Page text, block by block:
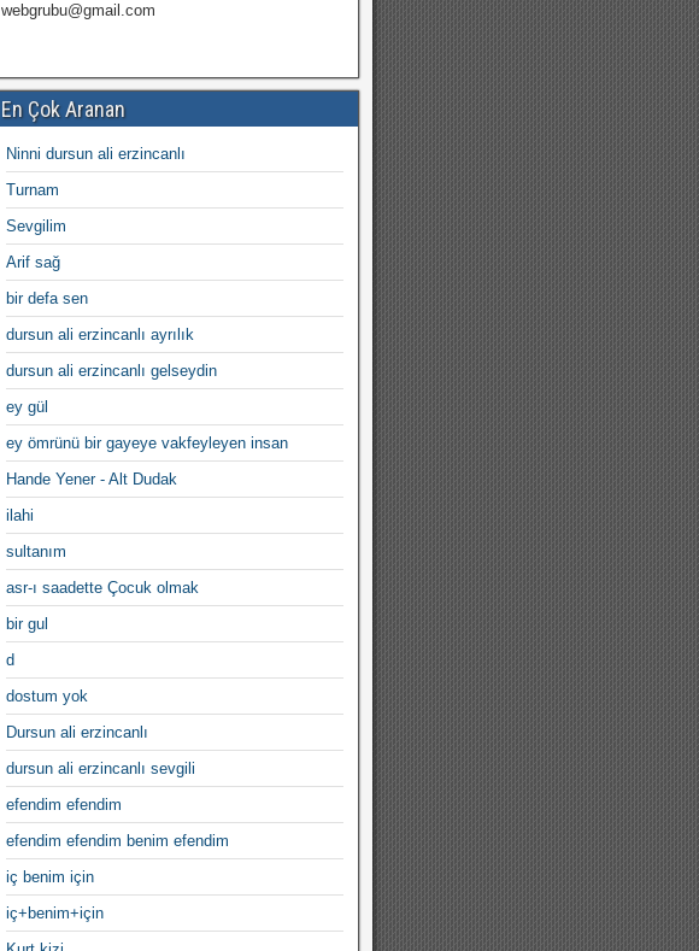
webgrubu@gmail.com
En Çok Aranan
Ninni dursun ali erzincanlı
Turnam
Sevgilim
Arif sağ
bir defa sen
dursun ali erzincanlı ayrılık
dursun ali erzincanlı gelseydin
ey gül
ey ömrünü bir gayeye vakfeyleyen insan
Hande Yener - Alt Dudak
ilahi
sultanım
asr-ı saadette Çocuk olmak
bir gul
d
dostum yok
Dursun ali erzincanlı
dursun ali erzincanlı sevgili
efendim efendim
efendim efendim benim efendim
iç benim için
iç+benim+için